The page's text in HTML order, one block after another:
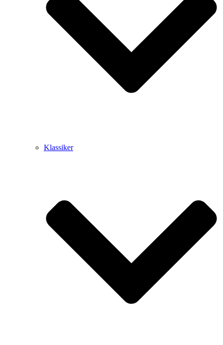
Klassiker